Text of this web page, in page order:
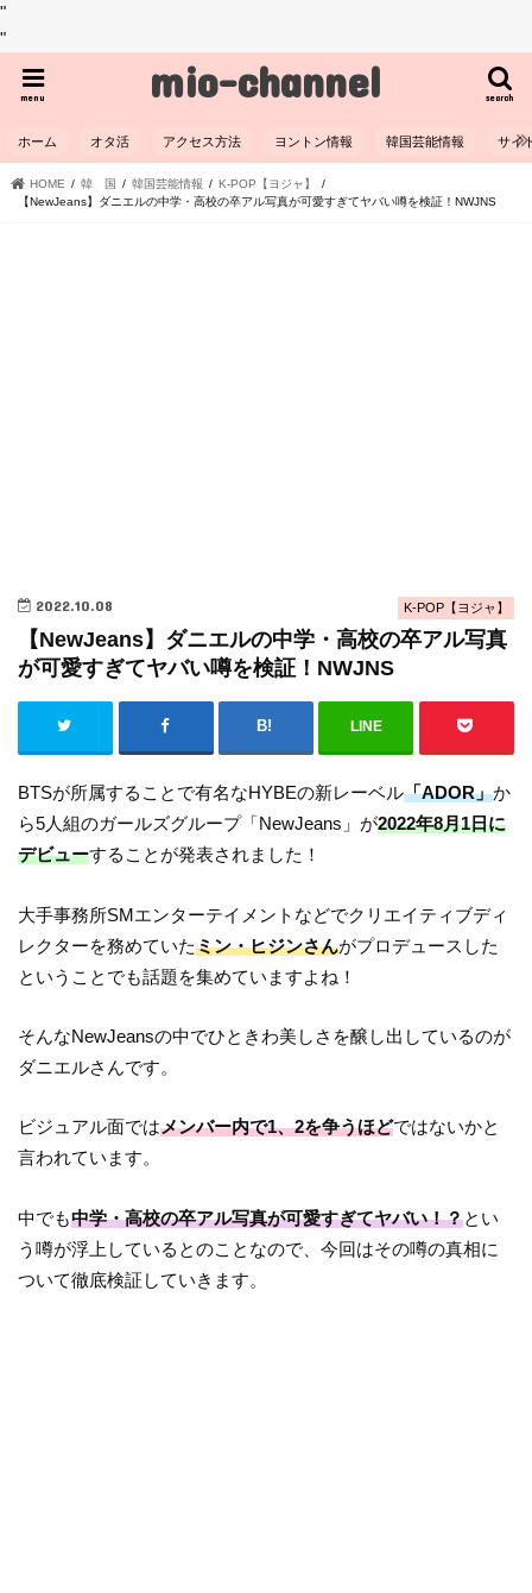
"
"
mio-channel search
menu
ホーム オタ活 アクセス方法 ヨントン情報 韓国芸能情報 サイ
HOME 韓 国 韓国芸能情報
K-POP【ヨジャ】
【NewJeans】ダニエルの中学・高校の卒アル写真が可愛すぎてヤバい噂を検証！NWJNS
K-POP【ヨジャ】
2022.10.08
【NewJeans】ダニエルの中学・高校の卒アル写真
が可愛すぎてヤバい噂を検証！NWJNS
LINE
BTSが所属することで有名なHYBEの新レーベル「ADOR」か
ら5人組のガールズグループ「NewJeans」が2022年8月1日に
デビューすることが発表されました！
大手事務所SMエンターテイメントなどでクリエイティブディ
レクターを務めていたミン・ヒジンさんがプロデュースした
ということでも話題を集めていますよね！
そんなNewJeansの中でひときわ美しさを醸し出しているのが
ダニエルさんです。
ビジュアル面ではメンバー内で1、2を争うほどではないかと
言われています。
中でも中学・高校の卒アル写真が可愛すぎてヤバい！？とい
う噂が浮上しているとのことなので、今回はその噂の真相に
ついて徹底検証していきます。